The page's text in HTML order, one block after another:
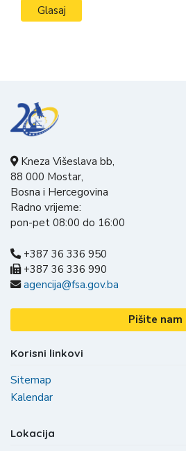
Kneza Višeslava bb,
88 000 Mostar,
Bosna i Hercegovina
Radno vrijeme:
pon-pet 08:00 do 16:00
+387 36 336 950
+387 36 336 990
agencija@fsa.gov.ba
Pišite nam
Korisni linkovi
Sitemap
Kalendar
Lokacija